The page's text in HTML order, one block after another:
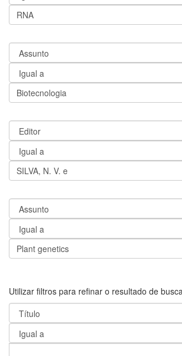
Utilizar filtros para refinar o resultado de